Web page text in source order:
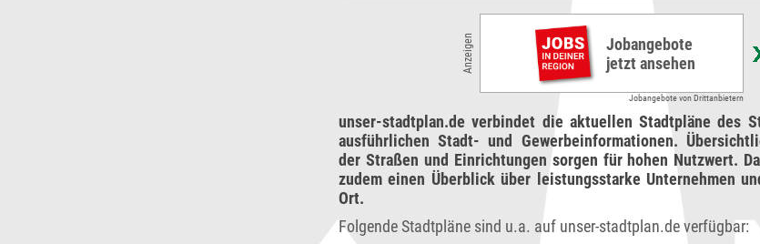
Anzeigen
Sie suchen einen zukunftssicheren Arbeitsplatz in
einem kommunalen Verkehrsunternehmen? Dann
kommen Sie zu uns!
Regionalverkehr
Sächsische Schweiz-Osterzgebirge GmbH • Pirna
Jobangebote von Drittanbietern
unser-stadtplan.de verbindet die aktuellen Stadtpläne des
ausführlichen Stadt- und Gewerbeinformationen.
der Straßen und Einrichtungen sorgen für hohen Nutzwert.
zudem einen Überblick über leistungsstarke Unternehmen
Ort.
Folgende Stadtpläne sind u.a. auf unser-stadtplan.de verfügbar: